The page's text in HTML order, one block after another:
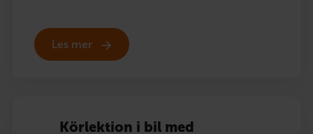
Les mer
Körlektion i bil med